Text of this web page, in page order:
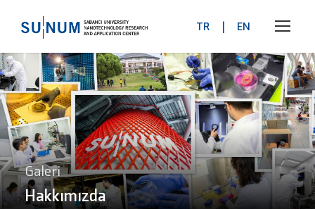
TR | EN
Galeri
Hakkımızda